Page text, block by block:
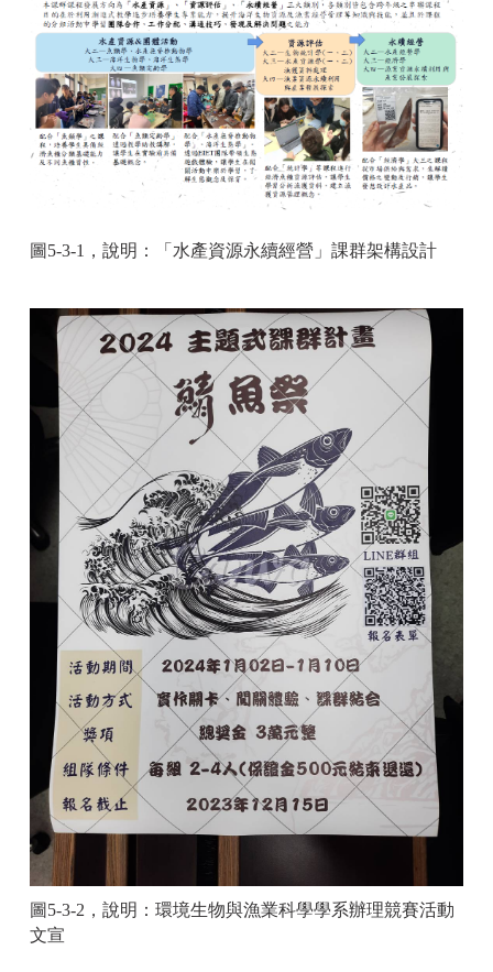
圖5-3-1，說明：「水產資源永續經營」課群架構設計
圖5-3-2，說明：環境生物與漁業科學學系辦理競賽活動
文宣